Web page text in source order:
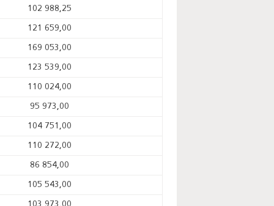
102 988,25
121 659,00
169 053,00
123 539,00
110 024,00
95 973,00
104 751,00
110 272,00
86 854,00
105 543,00